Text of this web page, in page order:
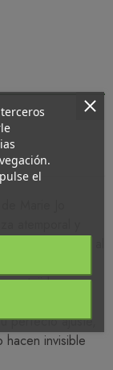
Marie Jo
atemporal y
de estilo al
mujeres tanto
sus tejidos,
a la serie
perfecto ajuste,
invisible
el